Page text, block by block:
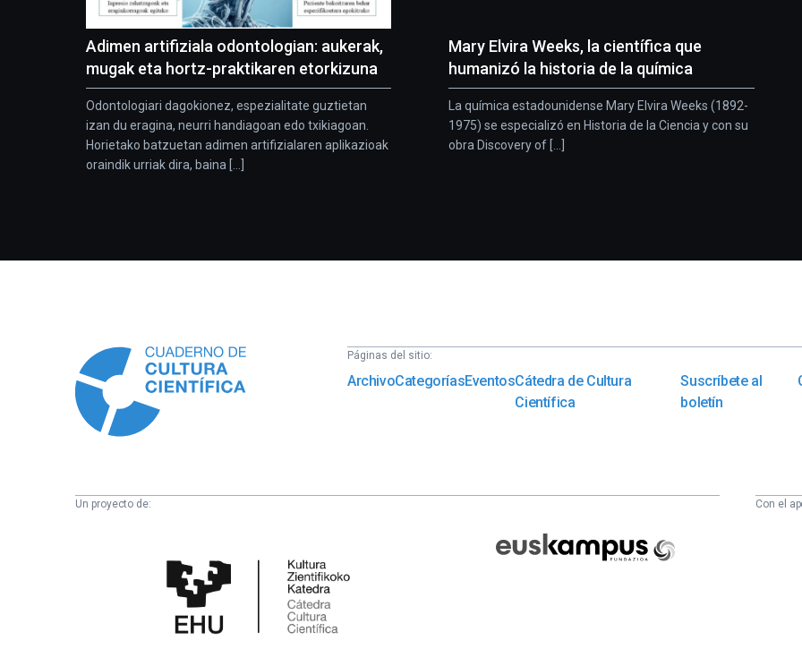
Adimen artifiziala odontologian: aukerak,
mugak eta hortz-praktikaren etorkizuna
Odontologiari dagokionez, espezialitate guztietan
izan du eragina, neurri handiagoan edo txikiagoan.
Horietako batzuetan adimen artifizialaren aplikazioak
oraindik urriak dira, baina [...]
Mary Elvira Weeks, la científica que
humanizó la historia de la química
La química estadounidense Mary Elvira Weeks (1892-
1975) se especializó en Historia de la Ciencia y con su
obra Discovery of [...]
Páginas del sitio:
ArchivoCategoríasEventosCátedra de Cultura
Científica
Suscríbete al
boletín
Un proyecto de:
Científica
Fundazioa
Con el